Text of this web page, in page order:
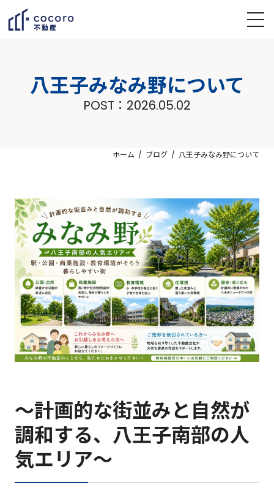
八王子みなみ野について
POST： 2026.05.02
ホーム ブログ 八王子みなみ野について
〜計画的な街並みと自然が
調和する、八王子南部の人
気エリア〜